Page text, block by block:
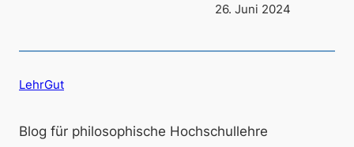
26. Juni 2024
LehrGut
Blog für philosophische Hochschullehre